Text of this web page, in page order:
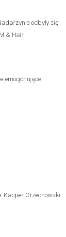
emocjonujące